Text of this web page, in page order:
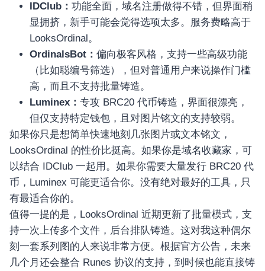
IDClub： 功能全面，域名注册做得不错，但界面稍
显拥挤，新手可能会觉得选项太多。服务费略高于
LooksOrdinal。
OrdinalsBot： 偏向极客风格，支持一些高级功能
（比如聪编号筛选），但对普通用户来说操作门槛
高，而且不支持批量铸造。
Luminex： 专攻 BRC20 代币铸造，界面很漂亮，
但仅支持特定钱包，且对图片铭文的支持较弱。
如果你只是想简单快速地刻几张图片或文本铭文，
LooksOrdinal 的性价比挺高。如果你是域名收藏家，可
以结合 IDClub 一起用。如果你需要大量发行 BRC20 代
币，Luminex 可能更适合你。没有绝对最好的工具，只
有最适合你的。
值得一提的是，LooksOrdinal 近期更新了批量模式，支
持一次上传多个文件，后台排队铸造。这对我这种偶尔
刻一套系列图的人来说非常方便。根据官方公告，未来
几个月还会整合 Runes 协议的支持，到时候也能直接铸